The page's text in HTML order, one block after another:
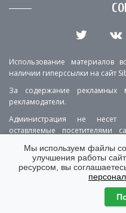
Использование материалов
наличии гиперссылки на сайт
За содержание рекламных
рекламодатели.
Администрация не несет
оставляемые посетителями
РЕКЛАМА О
ПОЛИТИКА
ВЕРСИЯ
Мы используем файлы
улучшения работы
ресурсом, вы